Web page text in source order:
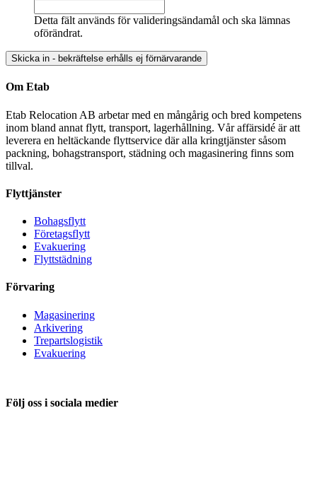
Detta fält används för valideringsändamål och ska lämnas
oförändrat.
Om Etab
Etab Relocation AB arbetar med en mångårig och bred kompetens
inom bland annat flytt, transport, lagerhållning. Vår affärsidé är att
leverera en heltäckande flyttservice där alla kringtjänster såsom
packning, bohagstransport, städning och magasinering finns som
tillval.
Flyttjänster
Bohagsflytt
Företagsflytt
Evakuering
Flyttstädning
Förvaring
Magasinering
Arkivering
Trepartslogistik
Evakuering
Följ oss i sociala medier